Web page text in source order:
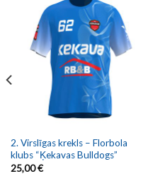
2. Virslīgas krekls – Florbola
klubs “Ķekavas Bulldogs”
25,00€